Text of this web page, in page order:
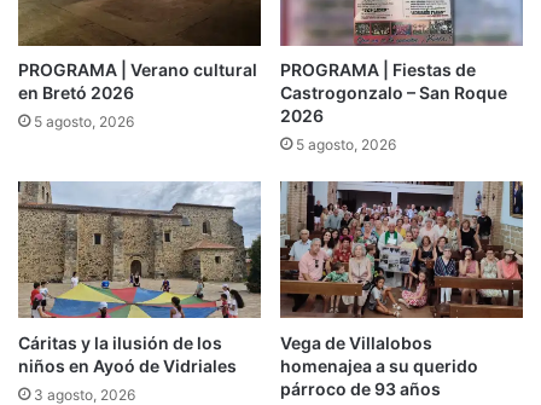
PROGRAMA | Verano cultural
en Bretó 2026
5 agosto, 2026
PROGRAMA | Fiestas de
Castrogonzalo – San Roque
2026
5 agosto, 2026
Cáritas y la ilusión de los
niños en Ayoó de Vidriales
3 agosto, 2026
Vega de Villalobos
homenajea a su querido
párroco de 93 años